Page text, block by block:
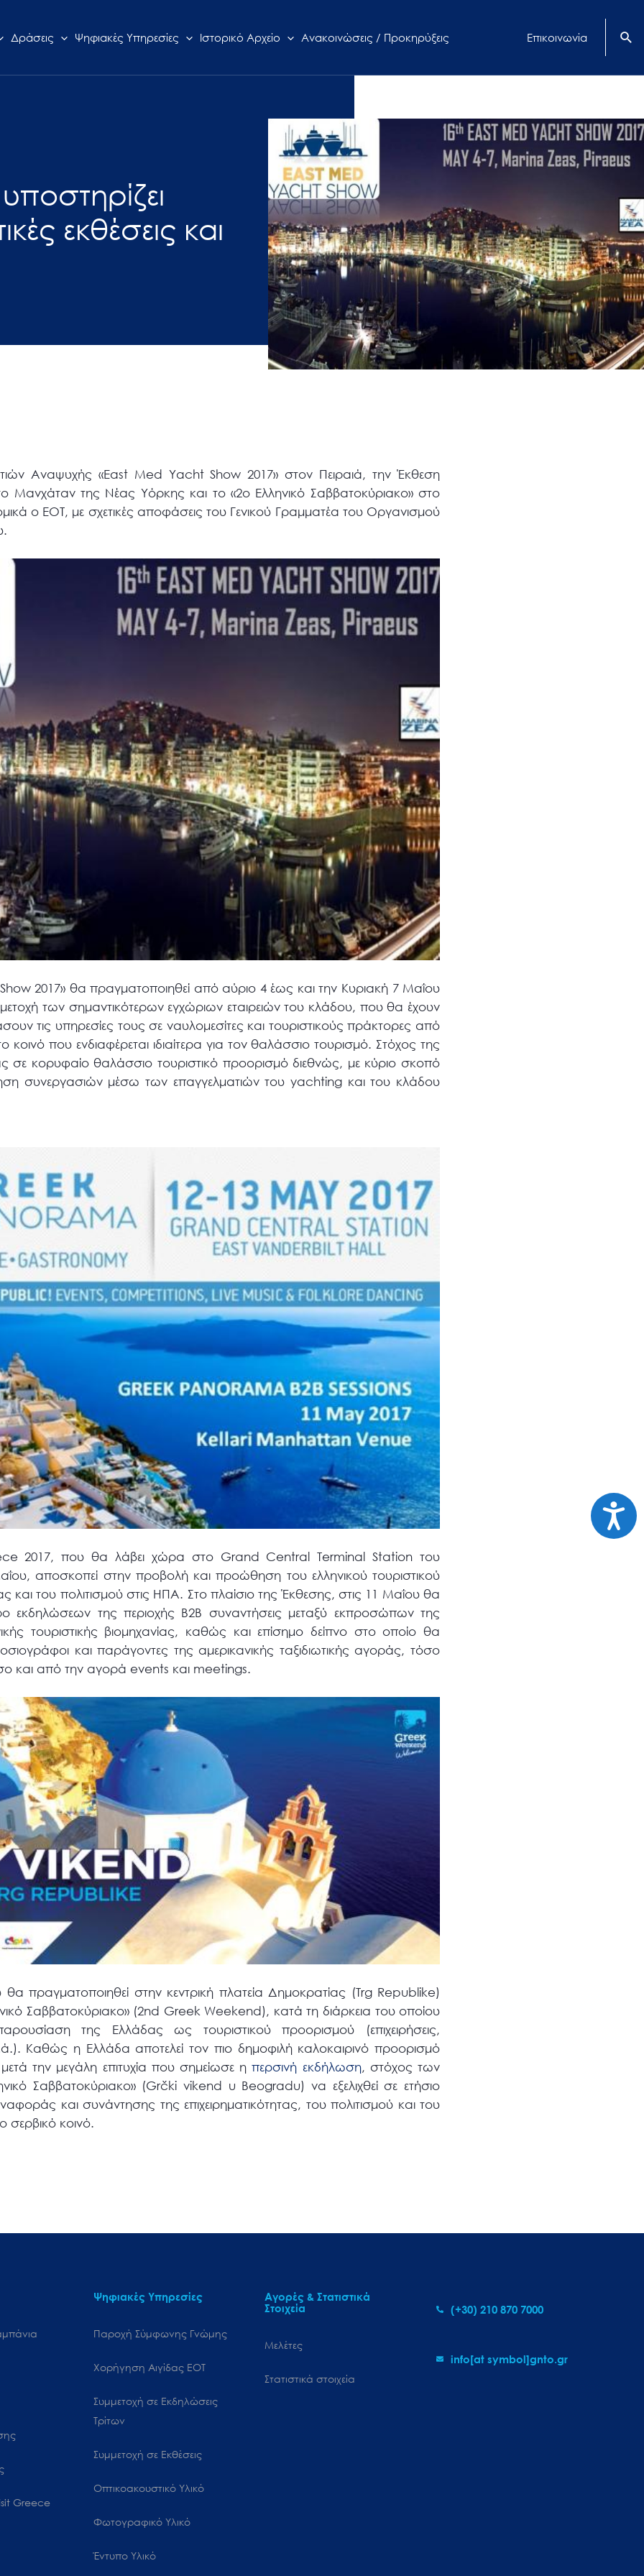
Δράσεις Ψηφιακές Υπηρεσίες Ιστορικό Αρχείο Ανακοινώσεις / Προκηρύξεις Επικοινωνία
εκθέσεις και
Αναψυχής «East Med Yacht Show 2017» στον Πειραιά, την Έκθεση
της Νέας Υόρκης και το «2ο Ελληνικό Σαββατοκύριακο» στο
ο ΕΟΤ, με σχετικές αποφάσεις του Γενικού Γραμματέα του Οργανισμού
2017» θα πραγματοποιηθεί από αύριο 4 έως και την Κυριακή 7 Μαΐου
των σημαντικότερων εγχώριων εταιρειών του κλάδου, που θα έχουν
τις υπηρεσίες τους σε ναυλομεσίτες και τουριστικούς πράκτορες από
που ενδιαφέρεται ιδιαίτερα για τον θαλάσσιο τουρισμό. Στόχος της
σε κορυφαίο θαλάσσιο τουριστικό προορισμό διεθνώς, με κύριο σκοπό
συνεργασιών μέσω των επαγγελματιών του yachting και του κλάδου
2017, που θα λάβει χώρα στο Grand Central Terminal Station του
αποσκοπεί στην προβολή και προώθηση του ελληνικού τουριστικού
και του πολιτισμού στις ΗΠΑ. Στο πλαίσιο της Έκθεσης, στις 11 Μαΐου θα
εκδηλώσεων της περιοχής B2B συναντήσεις μεταξύ εκπροσώπων της
τουριστικής βιομηχανίας, καθώς και επίσημο δείπνο στο οποίο θα
και παράγοντες της αμερικανικής ταξιδιωτικής αγοράς, τόσο
και από την αγορά events και meetings.
πραγματοποιηθεί στην κεντρική πλατεία Δημοκρατίας (Trg Republike)
Σαββατοκύριακο» (2nd Greek Weekend), κατά τη διάρκεια του οποίου
της Ελλάδας ως τουριστικού προορισμού (επιχειρήσεις,
Καθώς η Ελλάδα αποτελεί τον πιο δημοφιλή καλοκαιρινό προορισμό
την μεγάλη επιτυχία που σημείωσε ηπερσινή εκδήλωση, στόχος των
Σαββατοκύριακο» (Grčki vikend u Beogradu) να εξελιχθεί σε ετήσιο
και συνάντησης της επιχειρηματικότητας, του πολιτισμού και του
σερβικό κοινό.
Greece
Ψηφιακές Υπηρεσίες
Παροχή Σύμφωνης Γνώμης
Χορήγηση Αιγίδας ΕΟΤ
Συμμετοχή σε Εκδηλώσεις
Τρίτων
Συμμετοχή σε Εκθέσεις
Οπτικοακουστικό Υλικό
Φωτογραφικό Υλικό
Έντυπο Υλικό
Αγορές & Στατιστικά
Στοιχεία
Μελέτες
Στατιστικά στοιχεία
(+30) 210 870 7000
info[at symbol]gnto.gr